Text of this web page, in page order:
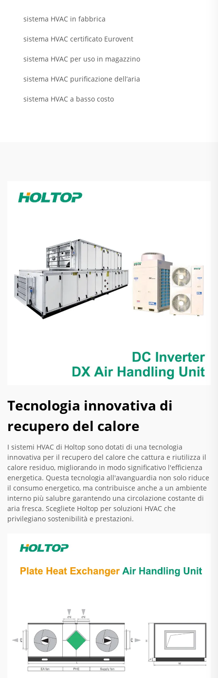
sistema HVAC in fabbrica
sistema HVAC certificato Eurovent
sistema HVAC per uso in magazzino
sistema HVAC purificazione dell’aria
sistema HVAC a basso costo
Tecnologia innovativa di
recupero del calore
I sistemi HVAC di Holtop sono dotati di una tecnologia
innovativa per il recupero del calore che cattura e riutilizza il
calore residuo, migliorando in modo significativo l'efficienza
energetica. Questa tecnologia all'avanguardia non solo riduce
il consumo energetico, ma contribuisce anche a un ambiente
interno più salubre garantendo una circolazione costante di
aria fresca. Scegliete Holtop per soluzioni HVAC che
privilegiano sostenibilità e prestazioni.